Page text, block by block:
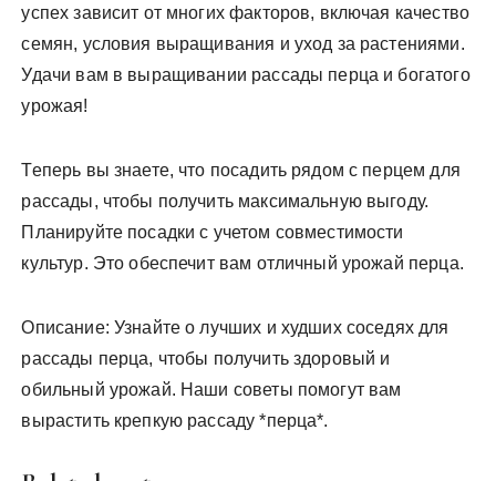
успех зависит от многих факторов, включая качество
семян, условия выращивания и уход за растениями.
Удачи вам в выращивании рассады перца и богатого
урожая!
Теперь вы знаете, что посадить рядом с перцем для
рассады, чтобы получить максимальную выгоду.
Планируйте посадки с учетом совместимости
культур. Это обеспечит вам отличный урожай перца.
Описание: Узнайте о лучших и худших соседях для
рассады перца, чтобы получить здоровый и
обильный урожай. Наши советы помогут вам
вырастить крепкую рассаду *перца*.